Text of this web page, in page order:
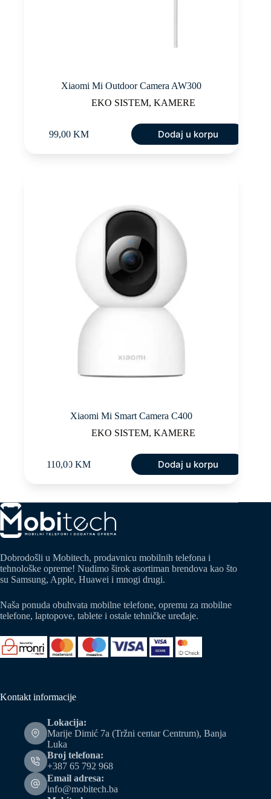
Xiaomi Mi Outdoor Camera AW300
EKO SISTEM,KAMERE
99,00 KM Dodaj u korpu
Xiaomi Mi Smart Camera C400
EKO SISTEM,KAMERE
110,00KM Dodaj u korpu
Dobrodošli u Mobitech, prodavnicu mobilnih telefona i
tehnološke opreme! Nudimo širok asortiman brendova kao što
su Samsung, Apple, Huawei i mnogi drugi.
Naša ponuda obuhvata mobilne telefone, opremu za mobilne
telefone, laptopove, tablete i ostale tehničke uređaje.
Kontakt informacije
Lokacija:
Marije Dimić 7a (Tržni centar Centrum), Banja
Luka
Broj telefona:
+387 65 792 968
Email adresa:
info@mobitech.ba